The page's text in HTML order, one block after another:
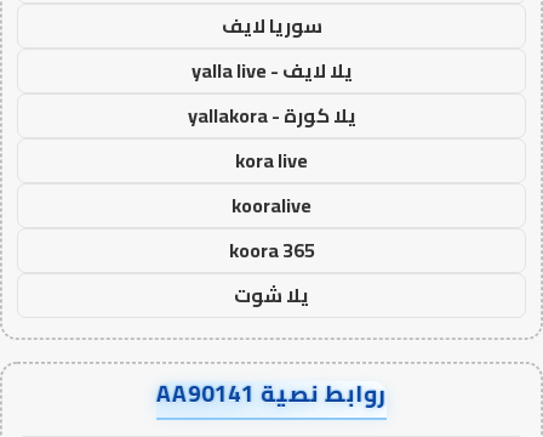
سوريا لايف
يلا لايف - yalla live
يلا كورة - yallakora
kora live
kooralive
koora 365
يلا شوت
روابط نصية AA90141